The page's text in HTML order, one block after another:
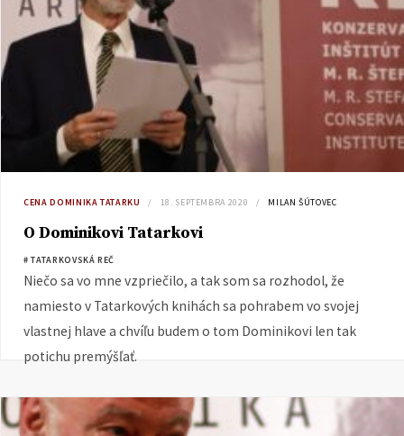
CENA DOMINIKA TATARKU 18. SEPTEMBRA 2020 MILAN ŠÚTOVEC
O Dominikovi Tatarkovi
# TATARKOVSKÁ REČ
Niečo sa vo mne vzpriečilo, a tak som sa rozhodol, že
namiesto v Tatarkových knihách sa pohrabem vo svojej
vlastnej hlave a chvíľu budem o tom Dominikovi len tak
potichu premýšľať.